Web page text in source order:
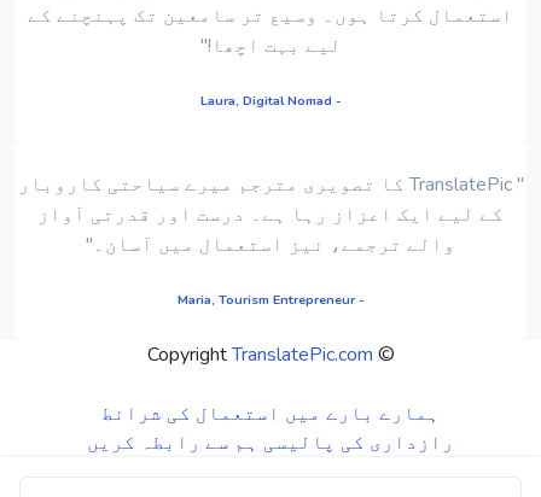
استعمال کرتا ہوں۔ وسیع تر سامعین تک پہنچنے کے
لیے بہت اچھا!"
- Laura, Digital Nomad
" TranslatePic کا تصویری مترجم میرے سیاحتی کاروبار
کے لیے ایک اعزاز رہا ہے۔ درست اور قدرتی آواز
والے ترجمے، نیز استعمال میں آسان۔"
- Maria, Tourism Entrepreneur
© Copyright
TranslatePic.com
ہمارے بارے میں استعمال کی شرائط
رازداری کی پالیسی ہم سے رابطہ کریں